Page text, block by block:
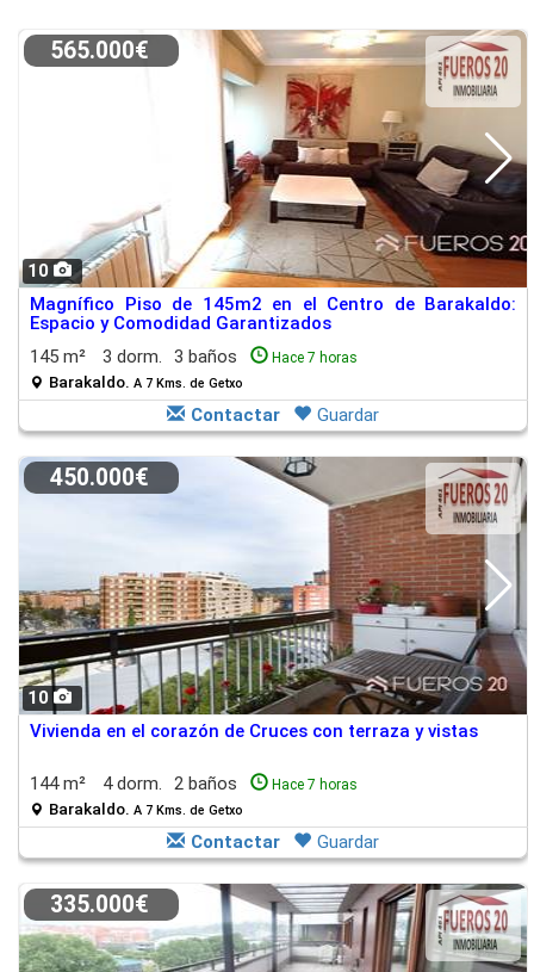
10
565.000€
Magnífico Piso de 145m2 en el Centro de Barakaldo:
Espacio y Comodidad Garantizados
145 m²
3 dorm. 3 baños Hace 7 horas
Barakaldo. A 7 Kms. de Getxo
Contactar Guardar
10
450.000€
Vivienda en el corazón de Cruces con terraza y vistas
144 m² 4 dorm. 2 baños Hace 7 horas
Barakaldo. A 7 Kms. de Getxo
Contactar Guardar
335.000€